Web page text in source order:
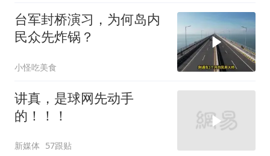
台军封桥演习，为何岛内
民众先炸锅？
小怪吃美食
讲真，是球网先动手
的！！！
新媒体 57跟贴